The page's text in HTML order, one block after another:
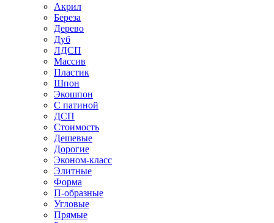
Акрил
Береза
Дерево
Дуб
ЛДСП
Массив
Пластик
Шпон
Экошпон
С патиной
ДСП
Стоимость
Дешевые
Дорогие
Эконом-класс
Элитные
Форма
П-образные
Угловые
Прямые